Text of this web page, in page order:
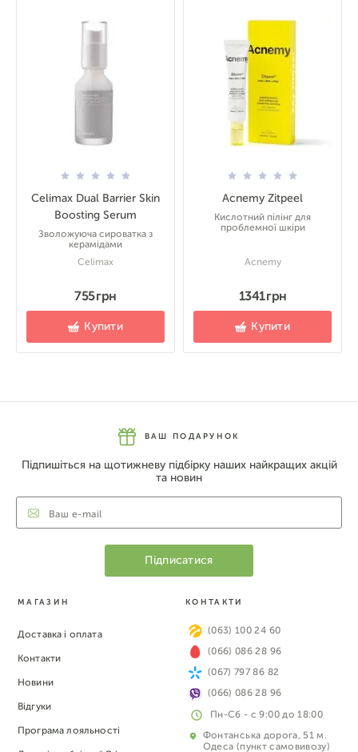
Celimax Dual Barrier Skin
Boosting Serum
Зволожуюча сироватка з
керамідами
Celimax
755 грн
Купити
Acnemy Zitpeel
Кислотний пілінг для
проблемної шкіри
Acnemy
1341 грн
Купити
ВАШ ПОДАРУНОК
Підпишіться на щотижневу підбірку наших найкращих акцій
та новин
МАГАЗИН
Доставка і оплата
Контакти
Новини
Відгуки
Програма лояльності
КОНТАКТИ
(063) 100 24 60
(066) 086 28 96
(067) 797 86 82
(066) 086 28 96
Пн-Сб - с 9:00 до 18:00
Фонтанська дорога, 51 м.
Одеса (пункт самовивозу)